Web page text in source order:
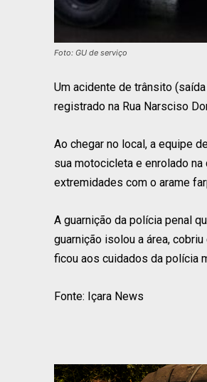
Foto: GU de serviço
Um acidente de trânsito
registrado na Rua Narsciso
Ao chegar no local, a equipe
sua motocicleta e enrolado
extremidades com o arame
A guarnição da polícia penal
guarnição isolou a área,
ficou aos cuidados da polícia
Fonte: Içara News